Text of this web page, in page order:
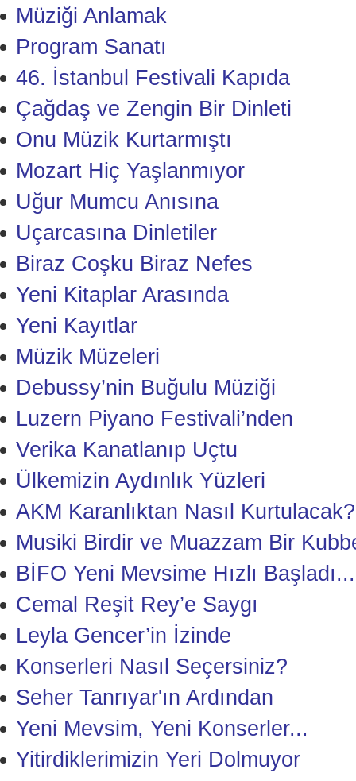
Müziği Anlamak
Program Sanatı
46. İstanbul Festivali Kapıda
Çağdaş ve Zengin Bir Dinleti
Onu Müzik Kurtarmıştı
Mozart Hiç Yaşlanmıyor
Uğur Mumcu Anısına
Uçarcasına Dinletiler
Biraz Coşku Biraz Nefes
Yeni Kitaplar Arasında
Yeni Kayıtlar
Müzik Müzeleri
Debussy’nin Buğulu Müziği
Luzern Piyano Festivali’nden
Verika Kanatlanıp Uçtu
Ülkemizin Aydınlık Yüzleri
AKM Karanlıktan Nasıl Kurtulacak?
Musiki Birdir ve Muazzam Bir
BİFO Yeni Mevsime Hızlı Başladı...
Cemal Reşit Rey’e Saygı
Leyla Gencer’in İzinde
Konserleri Nasıl Seçersiniz?
Seher Tanrıyar'ın Ardından
Yeni Mevsim, Yeni Konserler...
Yitirdiklerimizin Yeri Dolmuyor